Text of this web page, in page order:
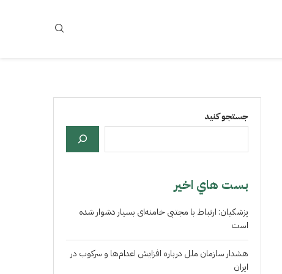
جستجو کنید
بست هاي اخير
پزشکیان: ارتباط با مجتبی خامنه‌ای بسیار دشوار شده
است
هشدار سازمان ملل درباره افزایش اعدام‌ها و سرکوب در
ایران